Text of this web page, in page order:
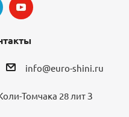
info@euro-shini.ru
Томчака 28 лит З